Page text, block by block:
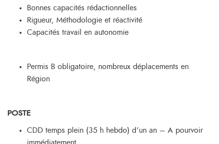
Bonnes capacités rédactionnelles
Rigueur, Méthodologie et réactivité
Capacités travail en autonomie
Permis B obligatoire, nombreux déplacements en
Région
POSTE
CDD temps plein (35 h hebdo) d’un an – A pourvoir